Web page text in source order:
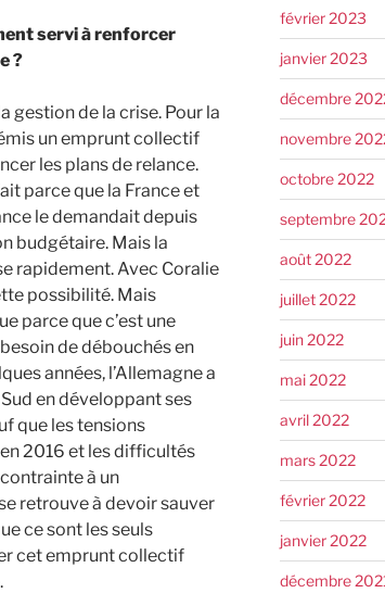
servi à renforcer
?
gestion de la crise. Pour la
un emprunt collectif
les plans de relance.
parce que la France et
le demandait depuis
budgétaire. Mais la
rapidement. Avec Coralie
possibilité. Mais
parce que c’est une
de débouchés en
années, l’Allemagne a
en développant ses
que les tensions
2016 et les difficultés
à un
retrouve à devoir sauver
ce sont les seuls
cet emprunt collectif
février 2023
janvier 2023
décembre
novembre
octobre 2022
septembre
août 2022
juillet 2022
juin 2022
mai 2022
avril 2022
mars 2022
février 2022
janvier 2022
décembre